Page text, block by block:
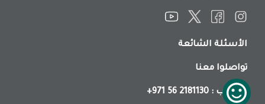
الأسئلة الشائعة
تواصلوا معنا
+971 56 2181130 : واتساب